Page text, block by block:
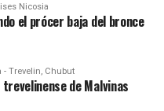
Nicosia
el prócer baja del bronce
- Trevelin, Chubut
de Malvinas